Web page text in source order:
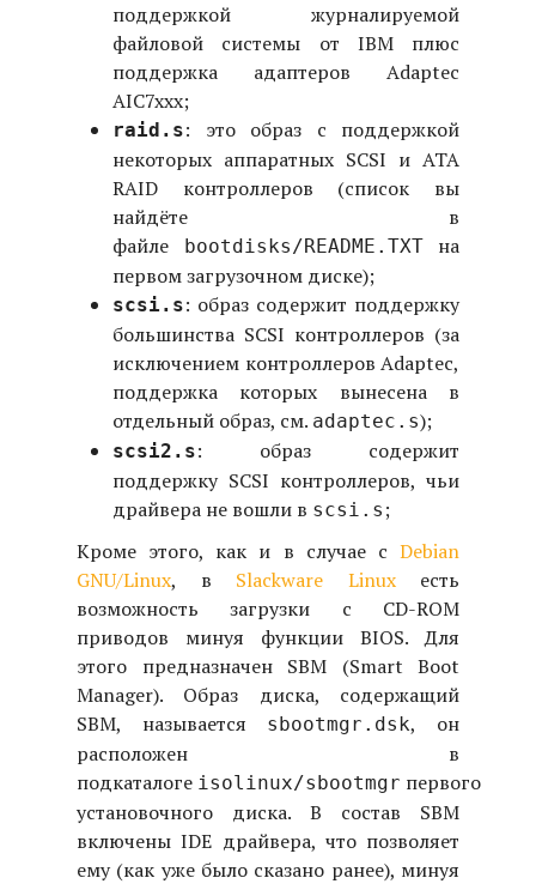
поддержкой журналируемой
файловой системы от IBM плюс
поддержка адаптеров Adaptec
AIC7xxx;
raid.s: это образ с поддержкой
некоторых аппаратных SCSI и ATA
RAID контроллеров (список вы
найдёте в
файле
bootdisks/README.TXTна
первом загрузочном диске);
scsi.s: образ содержит поддержку
большинства SCSI контроллеров (за
исключением контроллеров Adaptec,
поддержка которых вынесена в
отдельный образ, см. adaptec.s);
scsi2.s: образ содержит
поддержку SCSI контроллеров, чьи
драйвера не вошли в scsi.s ;
Кроме этого, как и в случае с Debian
GNU/Linux, в Slackware Linuxесть
возможность загрузки с CD-ROM
приводов минуя функции BIOS. Для
этого предназначен SBM (Smart Boot
Manager). Образ диска, содержащий
SBM, называется
sbootmgr.dsk, он
расположен в
подкаталоге isolinux/sbootmgr первого
установочного диска. В состав SBM
включены IDE драйвера, что позволяет
ему (как уже было сказано ранее), минуя